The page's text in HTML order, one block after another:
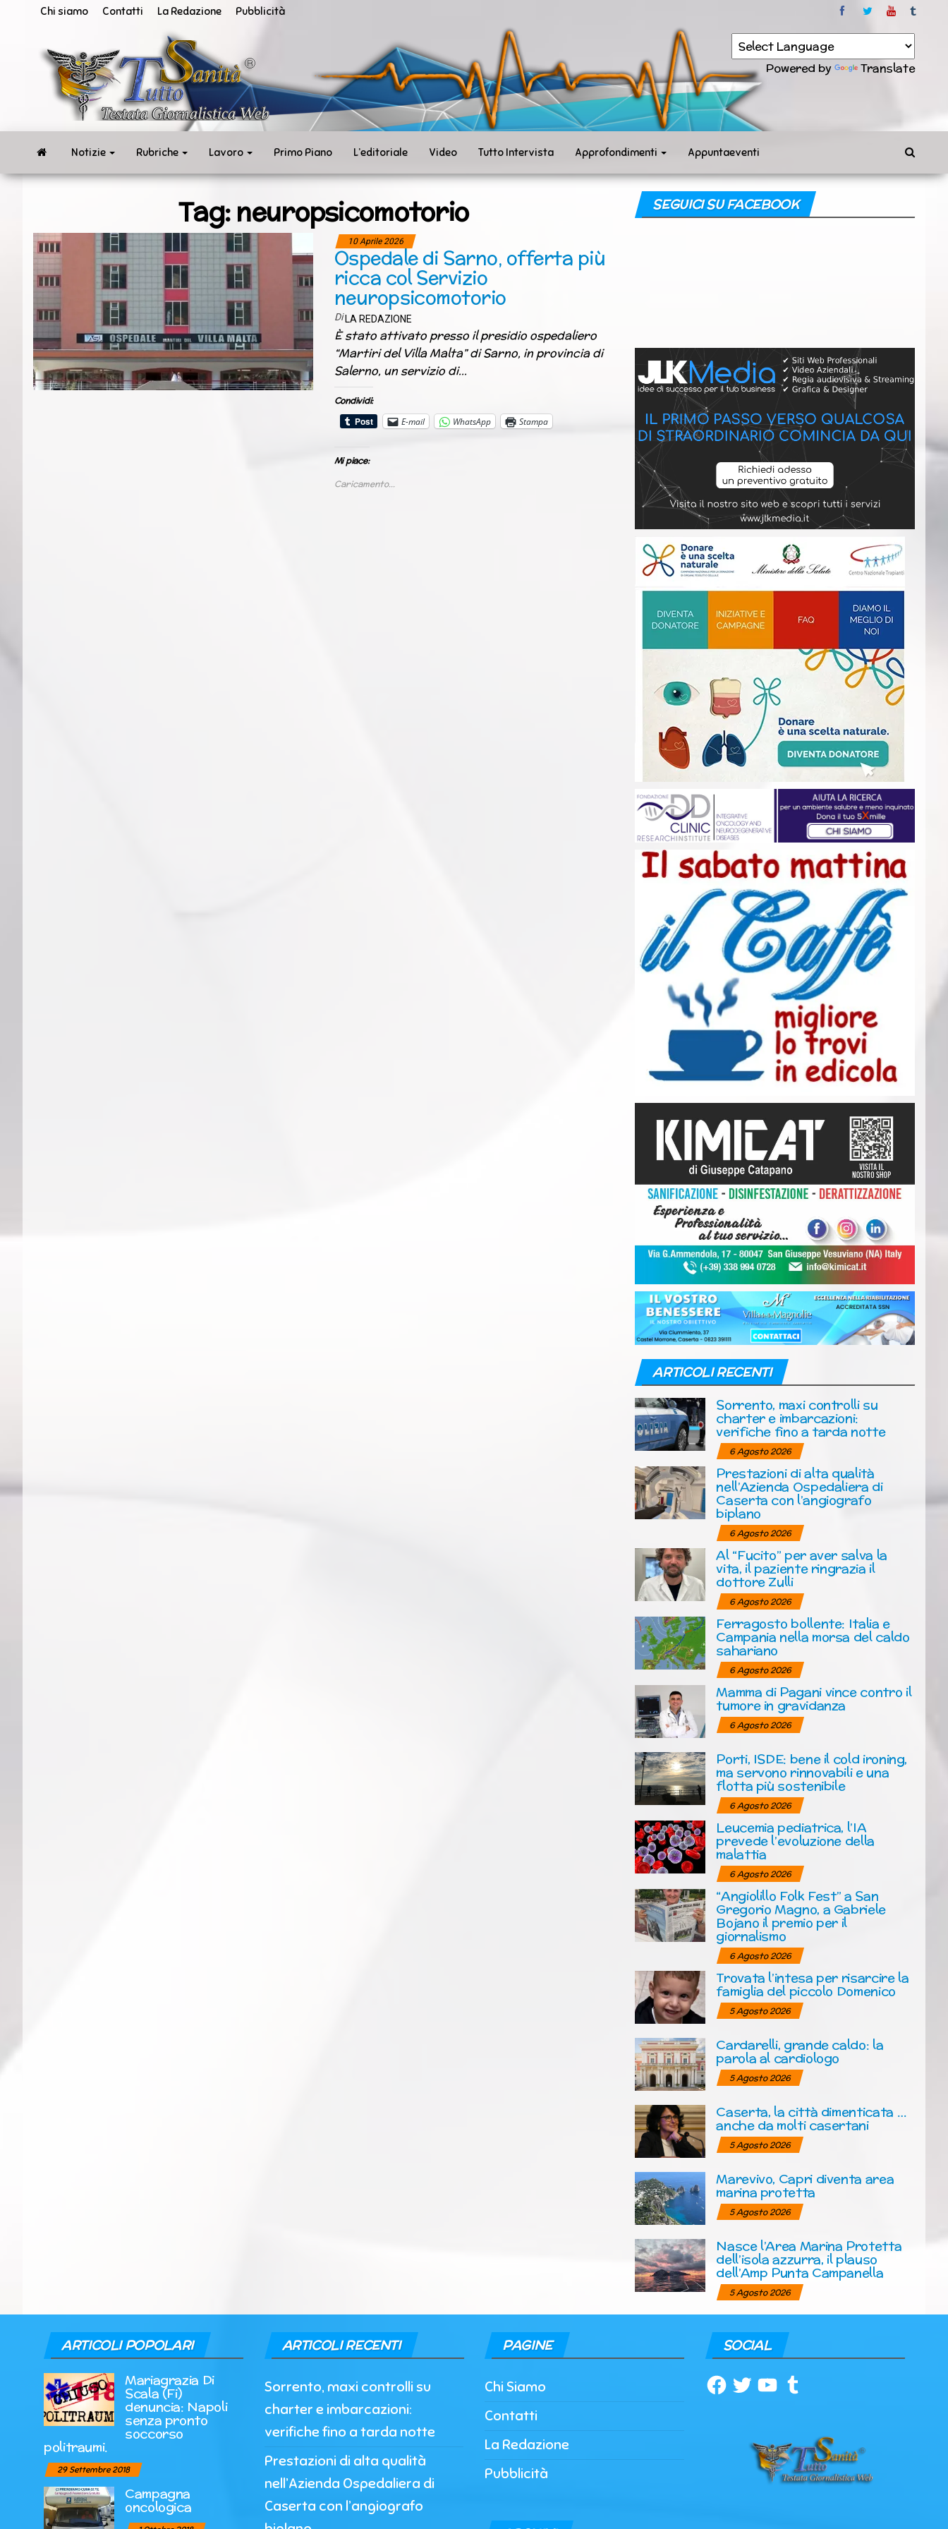
Chi siamo Contatti La Redazione Pubblicità
tempo
reale
Powered by Translate
Notizie Rubriche Lavoro Primo Piano L’editoriale Video Tutto Intervista Approfondimenti Appuntaeventi
Tag:neuropsicomotorio
10 Aprile 2026
Ospedale di Sarno, offerta più
ricca col Servizio
neuropsicomotorio
Di LA REDAZIONE
È stato attivato presso il presidio ospedaliero
“Martiri del Villa Malta” di Sarno, in provincia di
Salerno, un servizio di…
Condividi:
E-mail
WhatsApp Stampa
Mi piace:
Caricamento...
SEGUICI SU FACEBOOK
ARTICOLI RECENTI
Sorrento, maxi controlli su
charter e imbarcazioni:
verifiche fino a tarda notte
6 Agosto 2026
Prestazioni di alta qualità
nell’Azienda Ospedaliera di
Caserta con l’angiografo
biplano
6 Agosto 2026
Al “Fucito” per aver salva la
vita, il paziente ringrazia il
dottore Zulli
6 Agosto 2026
Ferragosto bollente: Italia e
Campania nella morsa del caldo
sahariano
6 Agosto 2026
Mamma di Pagani vince contro il
tumore in gravidanza
6 Agosto 2026
Porti, ISDE: bene il cold ironing,
ma servono rinnovabili e una
flotta più sostenibile
6 Agosto 2026
Leucemia pediatrica, l’IA
prevede l’evoluzione della
malattia
6 Agosto 2026
“Angiolillo Folk Fest” a San
Gregorio Magno, a Gabriele
Bojano il premio per il
giornalismo
6 Agosto 2026
Trovata l’intesa per risarcire la
famiglia del piccolo Domenico
5 Agosto 2026
Cardarelli, grande caldo: la
parola al cardiologo
5 Agosto 2026
Caserta, la città dimenticata …
anche da molti casertani
5 Agosto 2026
Marevivo, Capri diventa area
marina protetta
5 Agosto 2026
Nasce l’Area Marina Protetta
dell’isola azzurra, il plauso
dell’Amp Punta Campanella
5 Agosto 2026
ARTICOLI POPOLARI
Mariagrazia Di
Scala (Fi)
denuncia: Napoli
senza pronto
soccorso
politraumi.
29 Settembre 2018
Campagna
oncologica
ARTICOLI RECENTI
Sorrento, maxi controlli su
charter e imbarcazioni:
verifiche fino a tarda notte
Prestazioni di alta qualità
nell’Azienda Ospedaliera di
Caserta con l’angiografo
PAGINE
Chi Siamo
Contatti
La Redazione
Pubblicità
SOCIAL
Facebook
TwitterYouTubeTumblr